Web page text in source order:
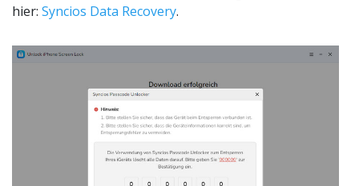
hier: Syncios Data Recovery.